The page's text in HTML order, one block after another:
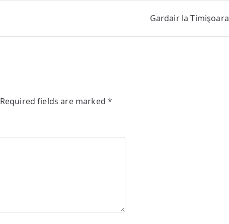
Gardair la Timişoara
Required fields are marked*